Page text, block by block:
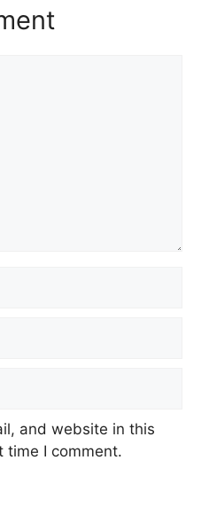
and website in this
time I comment.